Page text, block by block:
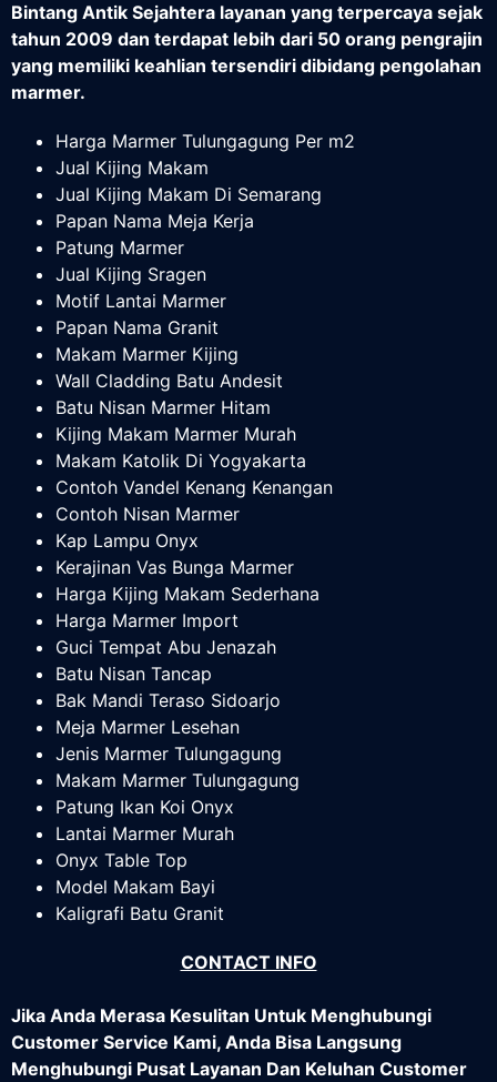
Bintang Antik Sejahtera layanan yang terpercaya sejak
tahun 2009 dan terdapat lebih dari 50 orang pengrajin
yang memiliki keahlian tersendiri dibidang pengolahan
marmer.
Harga Marmer Tulungagung Per m2
Jual Kijing Makam
Jual Kijing Makam Di Semarang
Papan Nama Meja Kerja
Patung Marmer
Jual Kijing Sragen
Motif Lantai Marmer
Papan Nama Granit
Makam Marmer Kijing
Wall Cladding Batu Andesit
Batu Nisan Marmer Hitam
Kijing Makam Marmer Murah
Makam Katolik Di Yogyakarta
Contoh Vandel Kenang Kenangan
Contoh Nisan Marmer
Kap Lampu Onyx
Kerajinan Vas Bunga Marmer
Harga Kijing Makam Sederhana
Harga Marmer Import
Guci Tempat Abu Jenazah
Batu Nisan Tancap
Bak Mandi Teraso Sidoarjo
Meja Marmer Lesehan
Jenis Marmer Tulungagung
Makam Marmer Tulungagung
Patung Ikan Koi Onyx
Lantai Marmer Murah
Onyx Table Top
Model Makam Bayi
Kaligrafi Batu Granit
CONTACT INFO
Jika Anda Merasa Kesulitan Untuk Menghubungi
Customer Service Kami, Anda Bisa Langsung
Menghubungi Pusat Layanan Dan Keluhan Customer